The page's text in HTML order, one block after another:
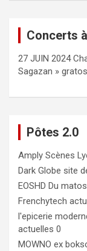
Concerts
27 JUIN 2024
Sagazan » gratos
Pôtes 2.0
Amply Scènes
Dark Globe site
EOSHD Du
Frenchytech
l'epicerie
actuelles 0
MOWNO ex